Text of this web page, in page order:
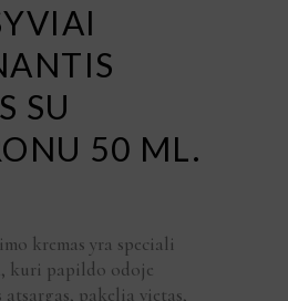
SU
50 ML.
kremas yra speciali
kuri papildo odoje
atsargas, pakelia vietas,